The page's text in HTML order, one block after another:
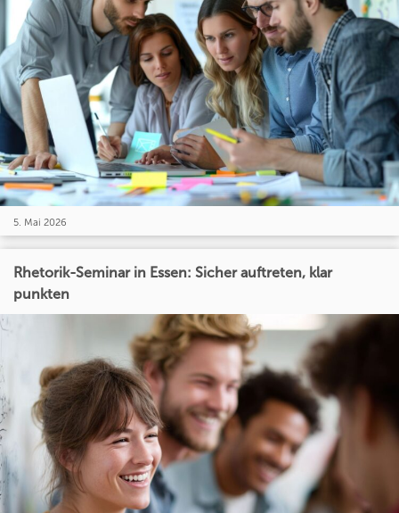
5. Mai 2026
Rhetorik-Seminar in Essen: Sicher auftreten, klar
punkten